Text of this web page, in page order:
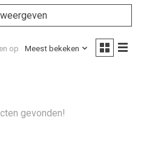
op Meest bekeken
gevonden!